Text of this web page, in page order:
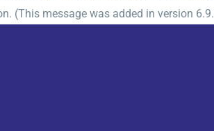
(This message was added in version